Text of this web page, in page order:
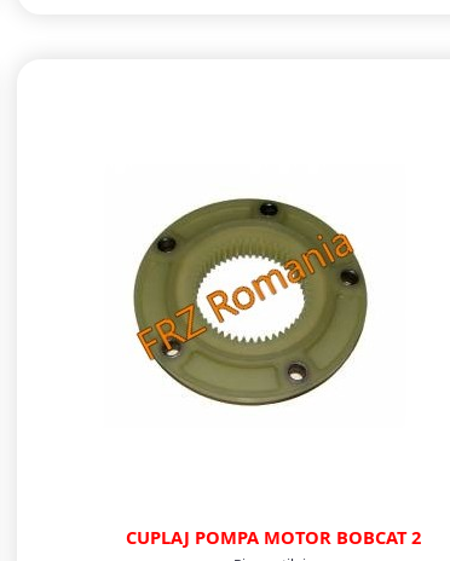
CUPLAJ POMPA MOTOR BOBCAT 2